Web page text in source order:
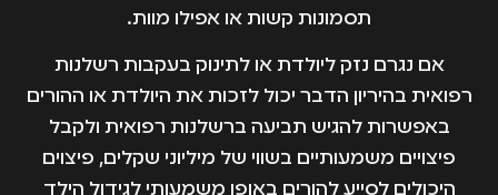
תסמונות קשות או אפילו מוות.
אם נגרם נזק ליולדת או לתינוק בעקבות רשלנות
רפואית בהיריון הדבר יכול לזכות את היולדת או ההורים
באפשרות להגיש תביעה ברשלנות רפואית ולקבל
פיצויים משמעותיים בשווי של מיליוני שקלים, פיצוים
היכולים לסייע להורים באופן משמעותי לגידול הילד